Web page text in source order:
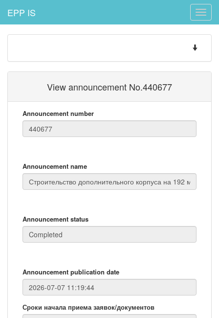
Toggle
EPP IS
Toggle
View announcement No.440677
Announcement number
Announcement name
Announcement status
Announcement publication date
Сроки начала приема заявок/документов